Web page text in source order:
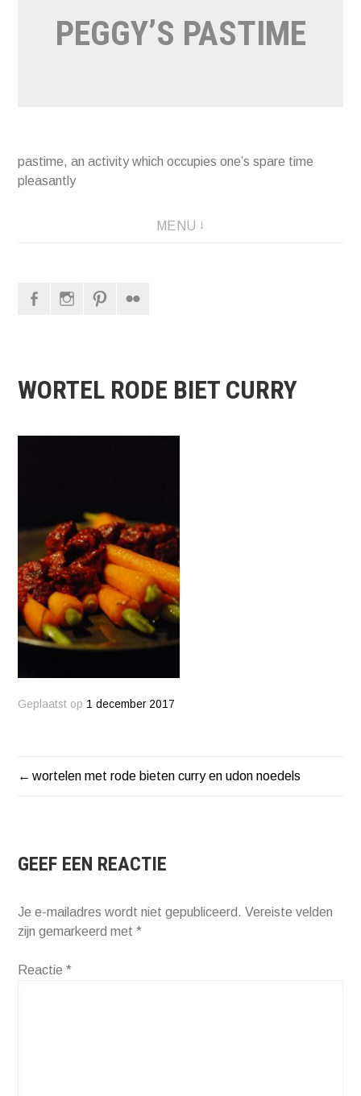
PEGGY’S PASTIME
pastime, an activity which occupies one’s spare time
pleasantly
MENU
FacebookInstagram
WORTEL RODE BIET CURRY
Geplaatst op 1 december 2017
BERICHT
wortelen met rode bieten curry en udon noedels
GEEF EEN REACTIE
Je e-mailadres wordt niet gepubliceerd. Vereiste velden
zijn gemarkeerd met*
Reactie*